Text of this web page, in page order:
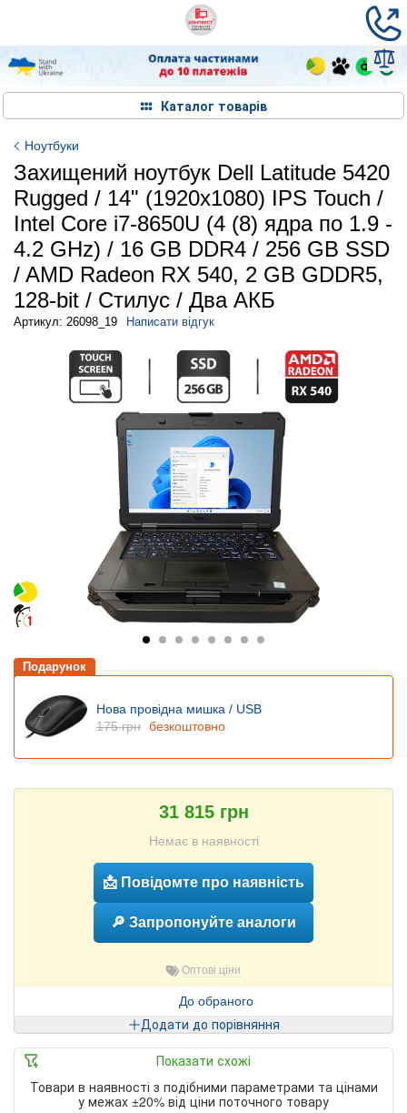
Каталог товарів
Ноутбуки
Захищений ноутбук Dell Latitude 5420
Rugged / 14" (1920x1080) IPS Touch /
Intel Core i7-8650U (4 (8) ядра по 1.9 -
4.2 GHz) / 16 GB DDR4 / 256 GB SSD
/ AMD Radeon RX 540, 2 GB GDDR5,
128-bit / Стилус / Два АКБ
Артикул: 26098_19 Написати відгук
Подарунок
Нова провідна мишка / USB
175 грн безкоштовно
31 815 грн
Немає в наявності
📩 Повідомте про наявність
🔎 Запропонуйте аналоги
Оптові ціни
До обраного
Додати до порівняння
Показати схожі
Товари в наявності з подібними параметрами та цінами
у межах ±20% від ціни поточного товару